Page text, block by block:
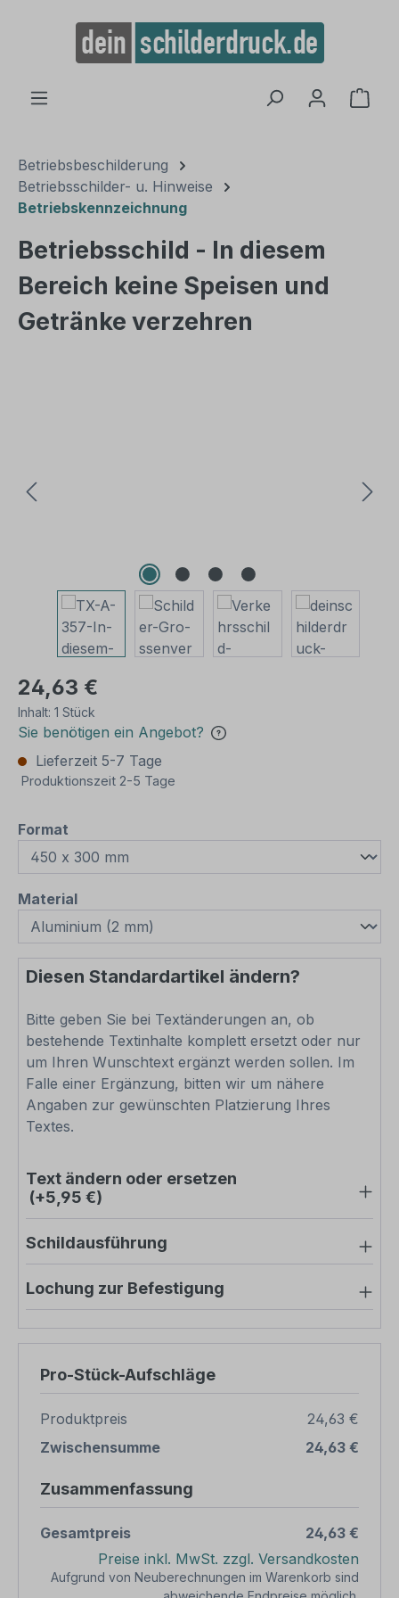
springen
Betriebsbeschilderung
Betriebsschilder- u. Hinweise
Betriebskennzeichnung
Betriebsschild - In diesem
Bereich keine Speisen und
Getränke verzehren
24,63 €
Inhalt: 1 Stück
Sie benötigen ein Angebot?
Lieferzeit 5-7 Tage
Produktionszeit 2-5 Tage
Format
Materialauswählen
Diesen Standardartikel ändern?
Bitte geben Sie bei Textänderungen an, ob
bestehende Textinhalte komplett ersetzt oder nur
um Ihren Wunschtext ergänzt werden sollen. Im
Falle einer Ergänzung, bitten wir um nähere
Angaben zur gewünschten Platzierung Ihres
Textes.
Text ändern oder ersetzen
(+5,95 €)
Schildausführung
Lochung zur Befestigung
Pro-Stück-Aufschläge
Produktpreis
24,63 €
Zwischensumme
24,63 €
Zusammenfassung
Gesamtpreis
24,63 €
Preise inkl. MwSt. zzgl. Versandkosten
Aufgrund von Neuberechnungen im Warenkorb sind